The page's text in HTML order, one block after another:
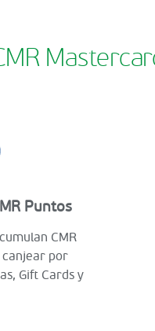
Puntos
CMR
canjear por
Gift Cards y